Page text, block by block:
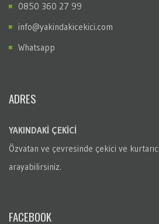
0850 360 27 99
info@yakindakicekici.com
Whatsapp
ADRES
YAKINDAKİ ÇEKİCİ
Özvatan ve çevresinde çekici ve
arayabilirsiniz.
FACEBOOK